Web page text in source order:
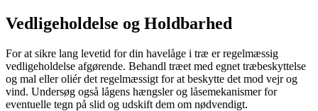
Vedligeholdelse og Holdbarhed
For at sikre lang levetid for din havelåge i træ er regelmæssig
vedligeholdelse afgørende. Behandl træet med egnet træbeskyttelse
og mal eller oliér det regelmæssigt for at beskytte det mod vejr og
vind. Undersøg også lågens hængsler og låsemekanismer for
eventuelle tegn på slid og udskift dem om nødvendigt.